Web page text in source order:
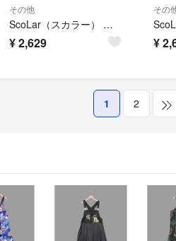
その他
ScoLar（スカラー） ロングパーカーワンピース レディース ワンピース
¥2,629
その
¥
1 2